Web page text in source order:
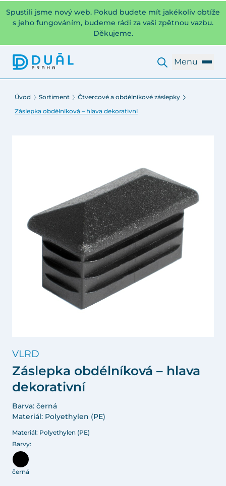
Spustili jsme nový web. Pokud budete mít jakékoliv obtíže
s jeho fungováním, budeme rádi za vaši zpětnou vazbu.
Děkujeme.
Menu
Úvod Sortiment
Čtvercové a obdélníkové záslepky
Záslepka obdélníková – hlava dekorativní
VLRD
Záslepka obdélníková – hlava
dekorativní
Barva: černá
Materiál: Polyethylen (PE)
Materiál: Polyethylen (PE)
Barvy:
černá